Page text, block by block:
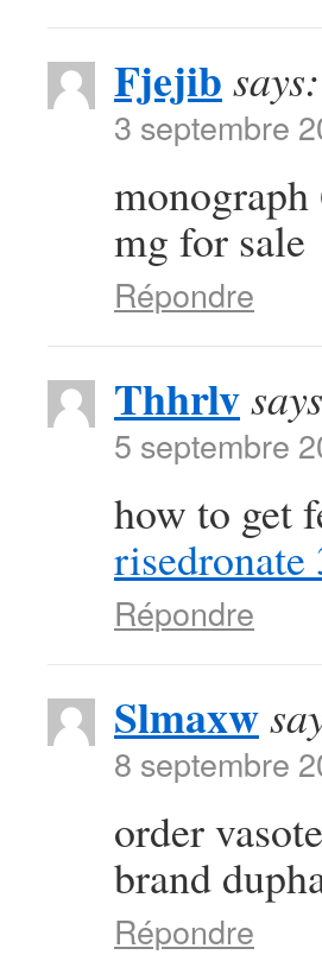
Fjejib says:
3 septembre
mg for sale
Répondre
Thhrlv
5 septembre
how to get
risedronate
Répondre
Slmaxw
8 septembre
order
brand
Répondre